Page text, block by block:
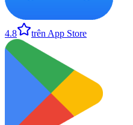
4.8 trên App Store